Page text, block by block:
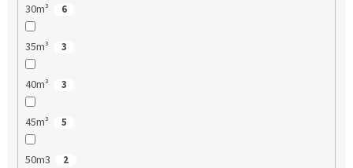
30m³ 6
35m³ 3
40m³ 3
45m³ 5
50m3 2